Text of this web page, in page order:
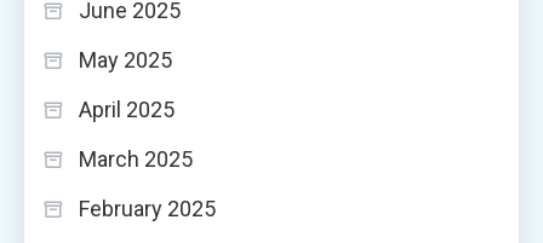
June 2025
May 2025
April 2025
March 2025
February 2025